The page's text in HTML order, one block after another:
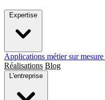
Applications métier sur mesure
Réalisations Blog